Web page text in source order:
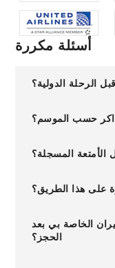
أسئلة مكررة
الرحلة الدولية؟
حسب الموسم؟
المسجلة؟
على هذا الطريق؟
الخاصة بي بعد
الحجز؟